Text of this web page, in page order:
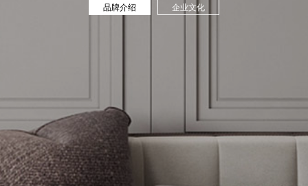
品牌介绍 企业文化